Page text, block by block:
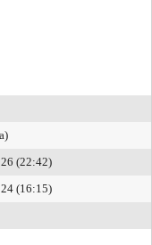
(22:42)
(16:15)